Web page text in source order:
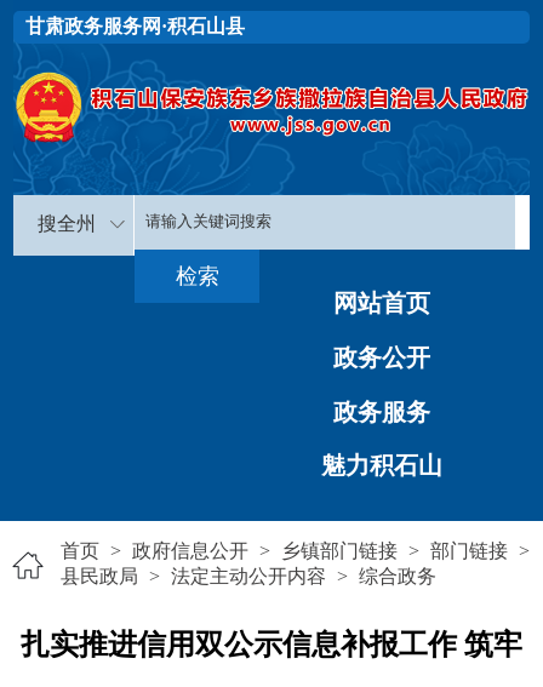
甘肃政务服务网·积石山县
搜全州
网站首页
政务公开
政务服务
魅力积石山
首页 > 政府信息公开 > 乡镇部门链接 > 部门链接 >
县民政局 > 法定主动公开内容 > 综合政务
扎实推进信用双公示信息补报工作 筑牢